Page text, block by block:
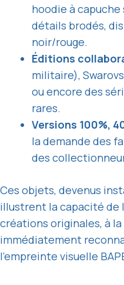
hoodie à
détails brodés,
noir/rouge.
Éditions
militaire),
ou encore des
rares.
Versions 100%,
la demande des
des
Ces objets, devenus
illustrent la capacité de
créations originales, à
immédiatement
l’empreinte visuelle